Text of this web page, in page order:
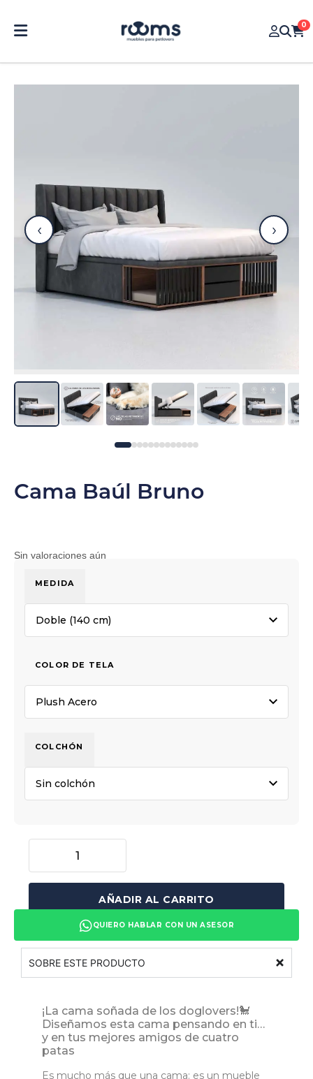
0
‹ ›
Cama Baúl Bruno
Sin valoraciones aún
MEDIDA
COLOR DE TELA
COLCHÓN
AÑADIR AL CARRITO
QUIERO HABLAR CON UN ASESOR
SOBRE ESTE PRODUCTO
¡La cama soñada de los doglovers!🐩
Diseñamos esta cama pensando en ti…
y en tus mejores amigos de cuatro
patas
Es mucho más que una cama: es un mueble